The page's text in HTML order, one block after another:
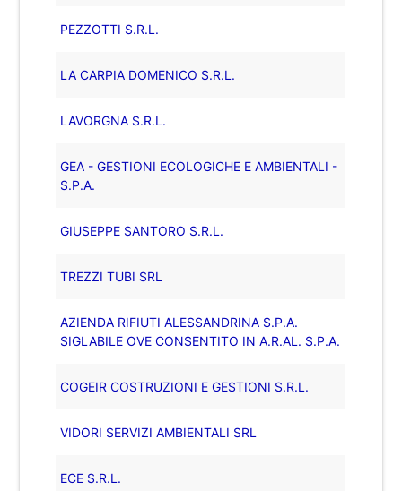
PEZZOTTI S.R.L.
LA CARPIA DOMENICO S.R.L.
LAVORGNA S.R.L.
GEA - GESTIONI ECOLOGICHE E AMBIENTALI -
S.P.A.
GIUSEPPE SANTORO S.R.L.
TREZZI TUBI SRL
AZIENDA RIFIUTI ALESSANDRINA S.P.A.
SIGLABILE OVE CONSENTITO IN A.R.AL. S.P.A.
COGEIR COSTRUZIONI E GESTIONI S.R.L.
VIDORI SERVIZI AMBIENTALI SRL
ECE S.R.L.